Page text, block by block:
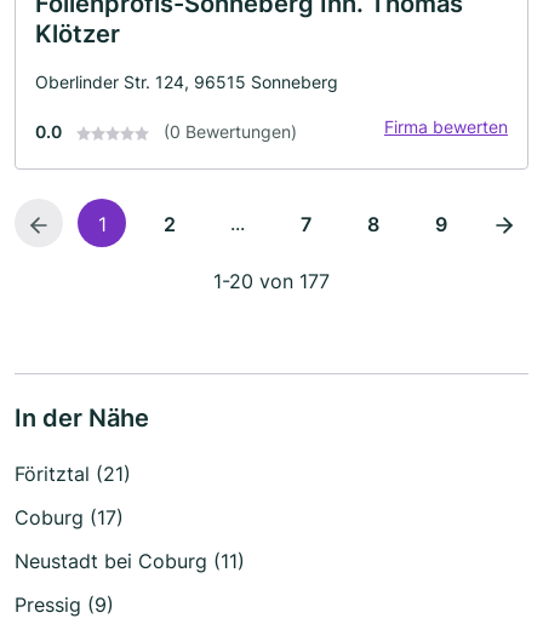
Klötzer
Oberlinder Str. 124, 96515 Sonneberg
0.0 (0 Bewertungen) Firma bewerten
1 2 ... 7 8 9
1-20 von 177
In der Nähe
Föritztal (21)
Coburg (17)
Neustadt bei Coburg (11)
Pressig (9)